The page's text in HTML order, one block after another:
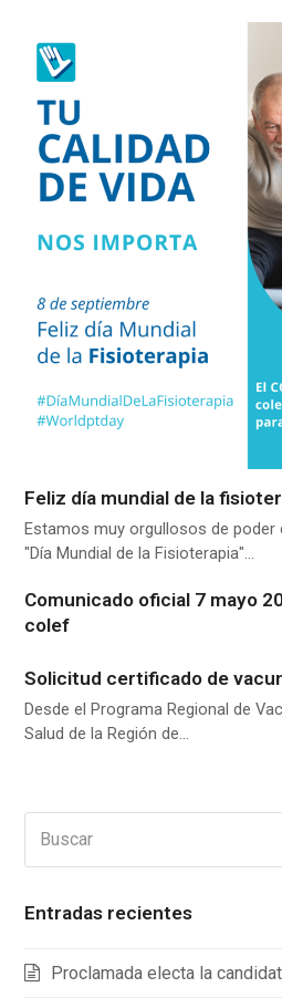
Feliz día mundial de la
Estamos muy orgullosos de poder
"Día Mundial de la Fisioterapia"…
Comunicado oficial 7 mayo
colef
Solicitud certificado de
Desde el Programa Regional de
Salud de la Región de…
Entradas recientes
Proclamada electa la